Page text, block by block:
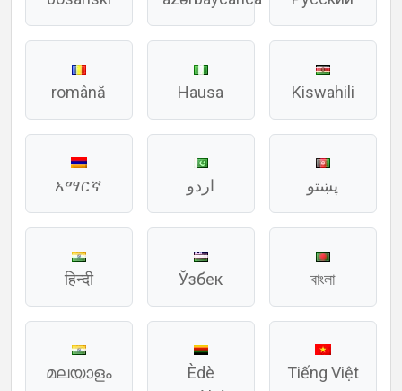
română Hausa Kiswahili
አማርኛ اردو پښتو
हिन्दी Ўзбек বাংলা
മലയാളം
Èdè
Tiếng Việt